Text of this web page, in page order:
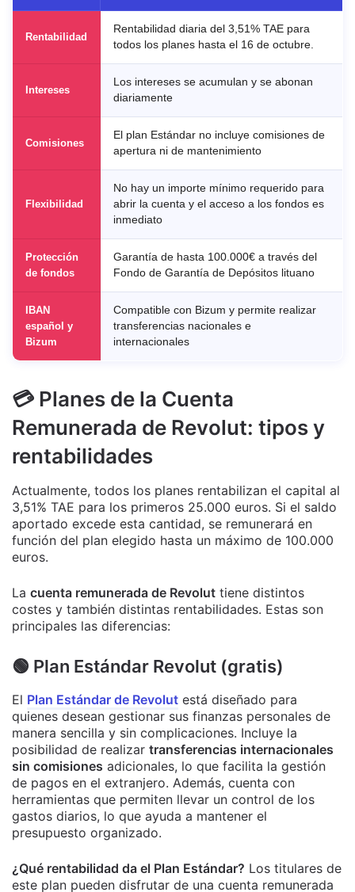
Rentabilidad
Rentabilidad diaria del 3,51% TAE para
todos los planes hasta el 16 de octubre.
Intereses
Los intereses se acumulan y se abonan
diariamente
Comisiones
El plan Estándar no incluye comisiones de
apertura ni de mantenimiento
Flexibilidad
No hay un importe mínimo requerido para
abrir la cuenta y el acceso a los fondos es
inmediato
Protección
de fondos
Garantía de hasta 100.000€ a través del
Fondo de Garantía de Depósitos lituano
IBAN
español y
Bizum
Compatible con Bizum y permite realizar
transferencias nacionales e
internacionales
💳 Planes de la Cuenta
Remunerada de Revolut: tipos y
rentabilidades
Actualmente, todos los planes rentabilizan el capital al
3,51% TAE para los primeros 25.000 euros. Si el saldo
aportado excede esta cantidad, se remunerará en
función del plan elegido hasta un máximo de 100.000
euros.
La cuenta remunerada de Revolut tiene distintos
costes y también distintas rentabilidades. Estas son
principales las diferencias:
🟢 Plan Estándar Revolut (gratis)
El Plan Estándar de Revolut está diseñado para
quienes desean gestionar sus finanzas personales de
manera sencilla y sin complicaciones. Incluye la
posibilidad de realizar transferencias internacionales
sin comisiones adicionales, lo que facilita la gestión
de pagos en el extranjero. Además, cuenta con
herramientas que permiten llevar un control de los
gastos diarios, lo que ayuda a mantener el
presupuesto organizado.
¿Qué rentabilidad da el Plan Estándar? Los titulares de
este plan pueden disfrutar de una cuenta remunerada